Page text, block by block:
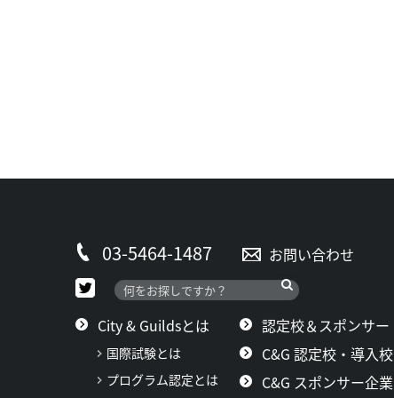
03-5464-1487 お問い合わせ
City & Guildsとは
国際試験とは
プログラム認定とは
認定校＆スポンサー
C&G 認定校・導入校
C&G スポンサー企業